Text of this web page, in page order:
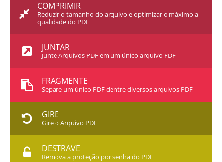
COMPRIMIR
Reduzir o tamanho do arquivo e optimizar o máximo a
qualidade do PDF
JUNTAR
Junte Arquivos PDF em um único arquivo PDF
FRAGMENTE
Separe um único PDF dentre diversos arquivos PDF
GIRE
Gire o Arquivo PDF
DESTRAVE
Remova a proteção por senha do PDF